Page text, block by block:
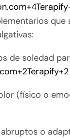
+4Terapify
que
de soledad
+2Terapify+2
(físico o
o